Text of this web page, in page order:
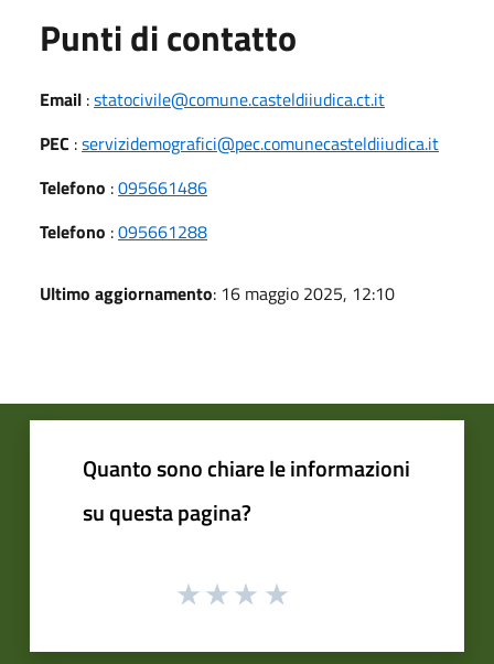
Punti di contatto
Email :statocivile@comune.casteldiiudica.ct.it
PEC :servizidemografici@pec.comunecasteldiiudica.it
Telefono :095661486
Telefono :095661288
Ultimo aggiornamento: 16 maggio 2025, 12:10
Quanto sono chiare le informazioni
su questa pagina?